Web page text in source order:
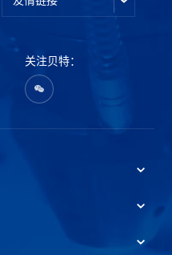
关注贝特：